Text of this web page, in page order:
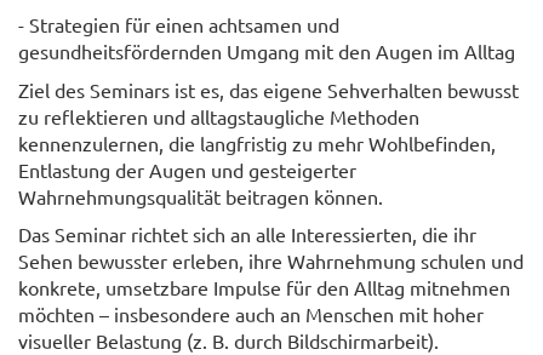
- Strategien für einen achtsamen und
gesundheitsfördernden Umgang mit den Augen im Alltag
Ziel des Seminars ist es, das eigene Sehverhalten bewusst
zu reflektieren und alltagstaugliche Methoden
kennenzulernen, die langfristig zu mehr Wohlbefinden,
Entlastung der Augen und gesteigerter
Wahrnehmungsqualität beitragen können.
Das Seminar richtet sich an alle Interessierten, die ihr
Sehen bewusster erleben, ihre Wahrnehmung schulen und
konkrete, umsetzbare Impulse für den Alltag mitnehmen
möchten – insbesondere auch an Menschen mit hoher
visueller Belastung (z. B. durch Bildschirmarbeit).